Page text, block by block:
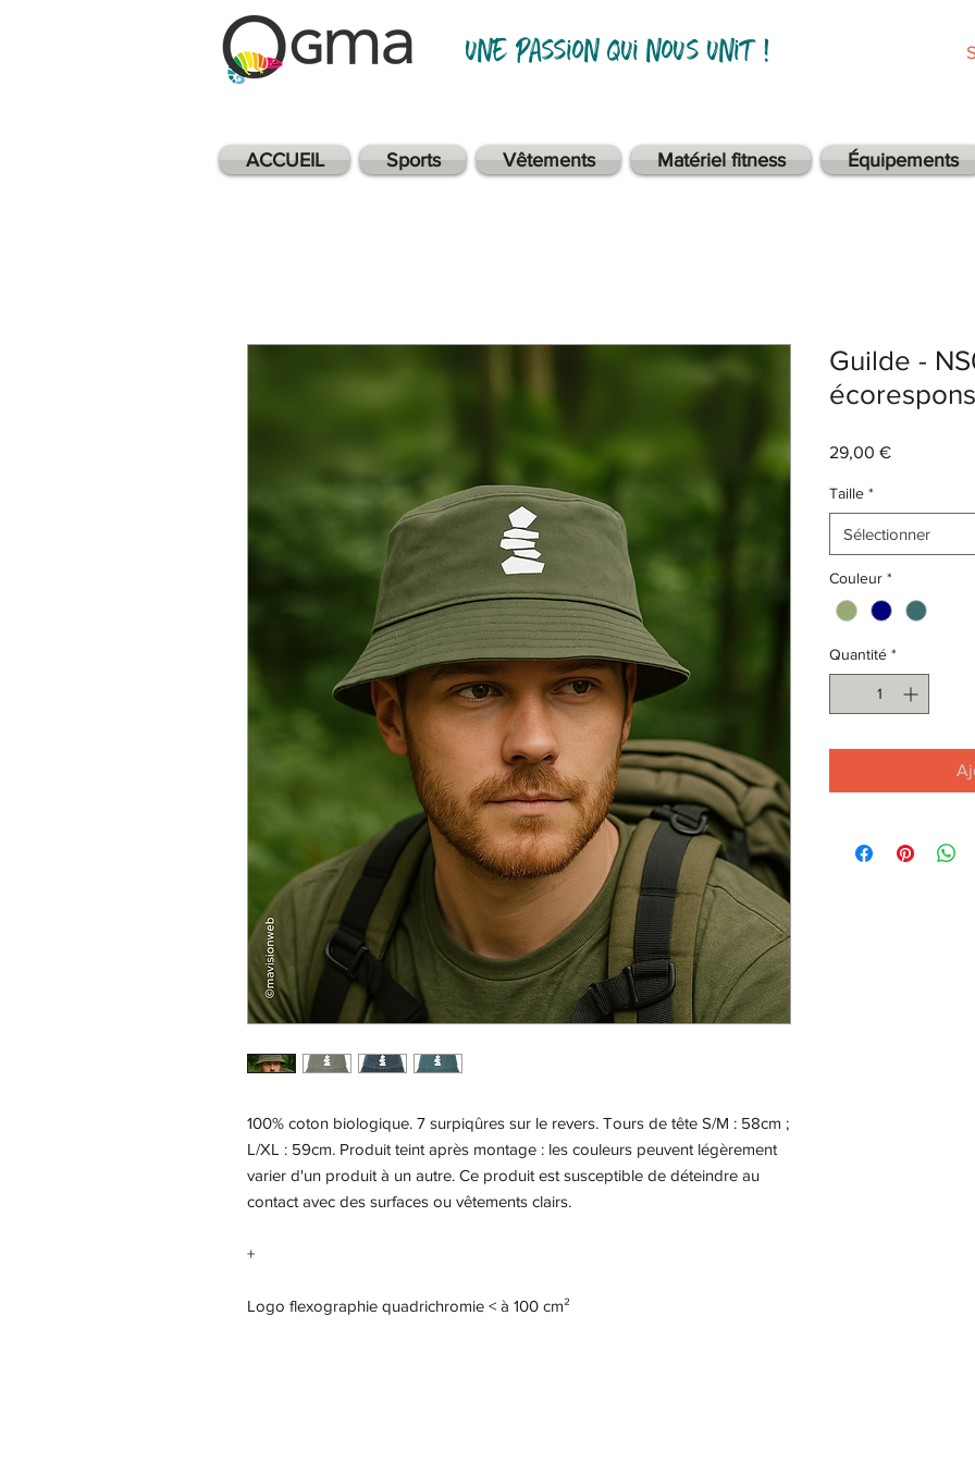
une passion qui nous unit !
ACCUEIL Sports Vêtements Matériel fitness Équipements
100% coton biologique. 7 surpiqûres sur le revers. Tours de tête S/M : 58cm ;
L/XL : 59cm. Produit teint après montage : les couleurs peuvent légèrement
varier d'un produit à un autre. Ce produit est susceptible de déteindre au
contact avec des surfaces ou vêtements clairs.
+
Logo flexographie quadrichromie < à 100 cm²
Guilde -
29,00 €Prix
Taille *
Sélectionner
Couleur *
Quantité *